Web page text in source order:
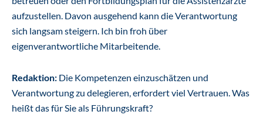
aufzustellen. Davon ausgehend kann die Verantwortung
sich langsam steigern. Ich bin froh über
eigenverantwortliche Mitarbeitende.
Redaktion: Die Kompetenzen einzuschätzen und
Verantwortung zu delegieren, erfordert viel Vertrauen. Was
heißt das für Sie als Führungskraft?